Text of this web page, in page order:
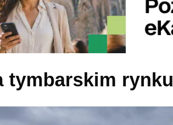
tymbarskim rynku